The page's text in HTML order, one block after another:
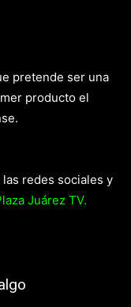
pretende ser una
producto el
redes sociales y
Juárez TV.